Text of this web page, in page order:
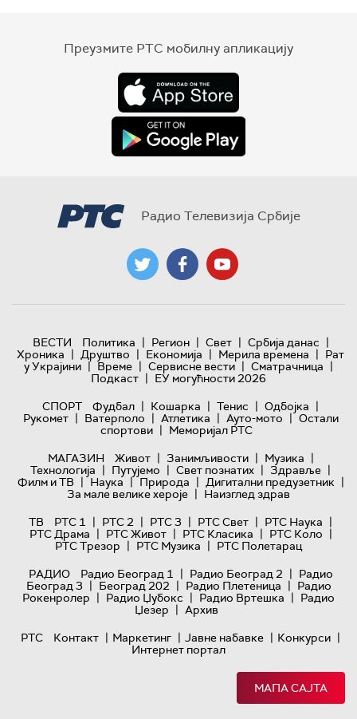
Преузмите РТС мобилну апликацију
Радио Телевизија Србије
ВЕСТИ Политика | Регион | Свет | Србија данас |
Хроника | Друштво | Економија | Мерила времена | Рат
у Украјини | Време | Сервисне вести | Сматрачница |
Подкаст | ЕУ могућности 2026
СПОРТ
Фудбал | Кошарка | Тенис | Одбојка |
Рукомет | Ватерполо | Атлетика | Ауто-мото | Остали
спортови | Меморијал РТС
МАГАЗИН
Живот | Занимљивости | Музика |
Технологијa | Путујемо | Свет познатих | Здравље |
Филм и ТВ | Наука | Природа | Дигитални предузетник |
За мале велике хероје | Наизглед здрав
ТВ
РТС 1 | РТС 2 | РТС 3 | РТС Свет | РТС Наука |
РТС Драма | РТС Живот | РТС Класика | РТС Коло |
РТС Трезор | РТС Музика | РТС Полетарац
РАДИО
Радио Београд 1 | Радио Београд 2 | Радио
Београд 3 | Београд 202 | Радио Плетеница | Радио
Рокенролер | Радио Џубокс | Радио Вртешка | Радио
Џезер | Архив
РТС
Контакт | Маркетинг | Јавне набавке | Конкурси |
Интернет портал
МАПА САЈТА